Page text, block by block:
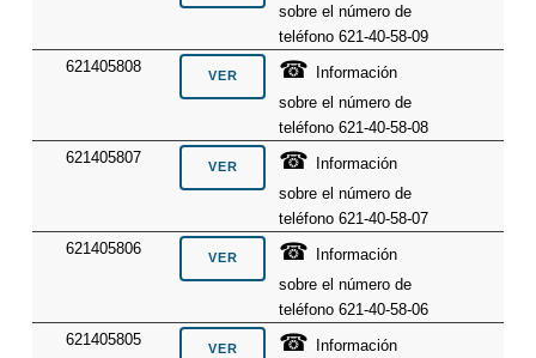
sobre el número de
teléfono 621-40-58-09
621405808
☎
Información
sobre el número de
teléfono 621-40-58-08
621405807
☎
Información
sobre el número de
teléfono 621-40-58-07
621405806
☎
Información
sobre el número de
teléfono 621-40-58-06
621405805
☎
Información